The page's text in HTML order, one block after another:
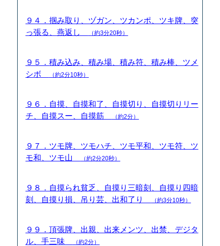
９４．掴み取り、ヅガン、ツカンポ、ツキ牌、突
っ張る、燕返し
（約3分20秒）
９５．積み込み、積み場、積み符、積み棒、ツメ
シボ
（約2分10秒）
９６．自摸、自摸和了、自摸切り、自摸切りリー
チ、自摸スー、自摸筋
（約2分）
９７．ツモ牌、ツモハチ、ツモ平和、ツモ符、ツ
モ和、ツモ山
（約2分20秒）
９８．自摸られ貧乏、自摸り三暗刻、自摸り四暗
刻、自摸り損、吊り芸、出和了り
（約3分10秒）
９９．頂張牌、出親、出来メンツ、出禁、デジタ
ル、手三味
（約2分）